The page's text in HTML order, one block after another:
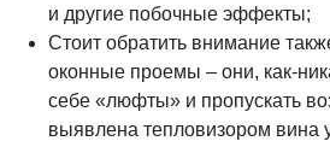
и другие побочные эффекты;
Стоит обратить внимание
оконные проемы – они, как-
себе «люфты» и пропускать
выявлена тепловизором вина